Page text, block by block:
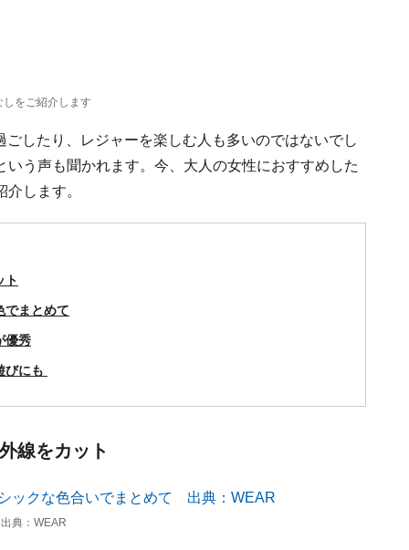
をご紹介します
したり、レジャーを楽しむ人も多いのではないでし
う声も聞かれます。今、大人の女性におすすめした
します。
ト
でまとめて
優秀
びにも
線をカット
典：WEAR